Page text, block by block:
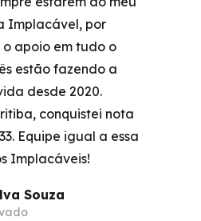
Implacável, por
apoio em tudo o
estão fazendo a
desde 2020.
conquistei nota
Equipe igual a essa
Implacáveis!
Souza